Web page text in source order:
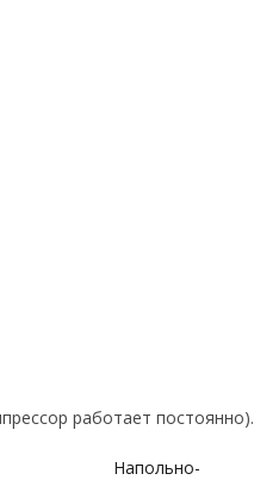
Напольно-
работает постоянно).